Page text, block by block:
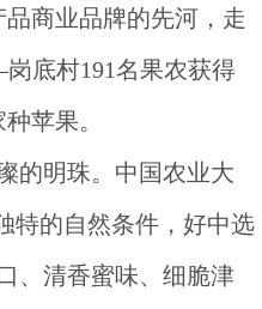
商业品牌的先河，走
底村191名果农获得
苹果。
的明珠。中国农业大
特的自然条件，好中选
、清香蜜味、细脆津